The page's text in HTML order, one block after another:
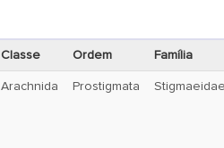
Classe Ordem Família
Arachnida Prostigmata